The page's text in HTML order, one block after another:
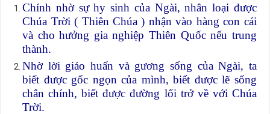
Chính nhờ sự hy sinh của Ngài, nhân loại được
Chúa Trời ( Thiên Chúa ) nhận vào hàng con cái
và cho hưởng gia nghiệp Thiên Quốc nếu trung
thành.
Nhờ lời giáo huấn và gương sống của Ngài, ta
biết được gốc ngọn của mình, biết được lẽ sống
chân chính, biết được đường lối trở về với Chúa
Trời.